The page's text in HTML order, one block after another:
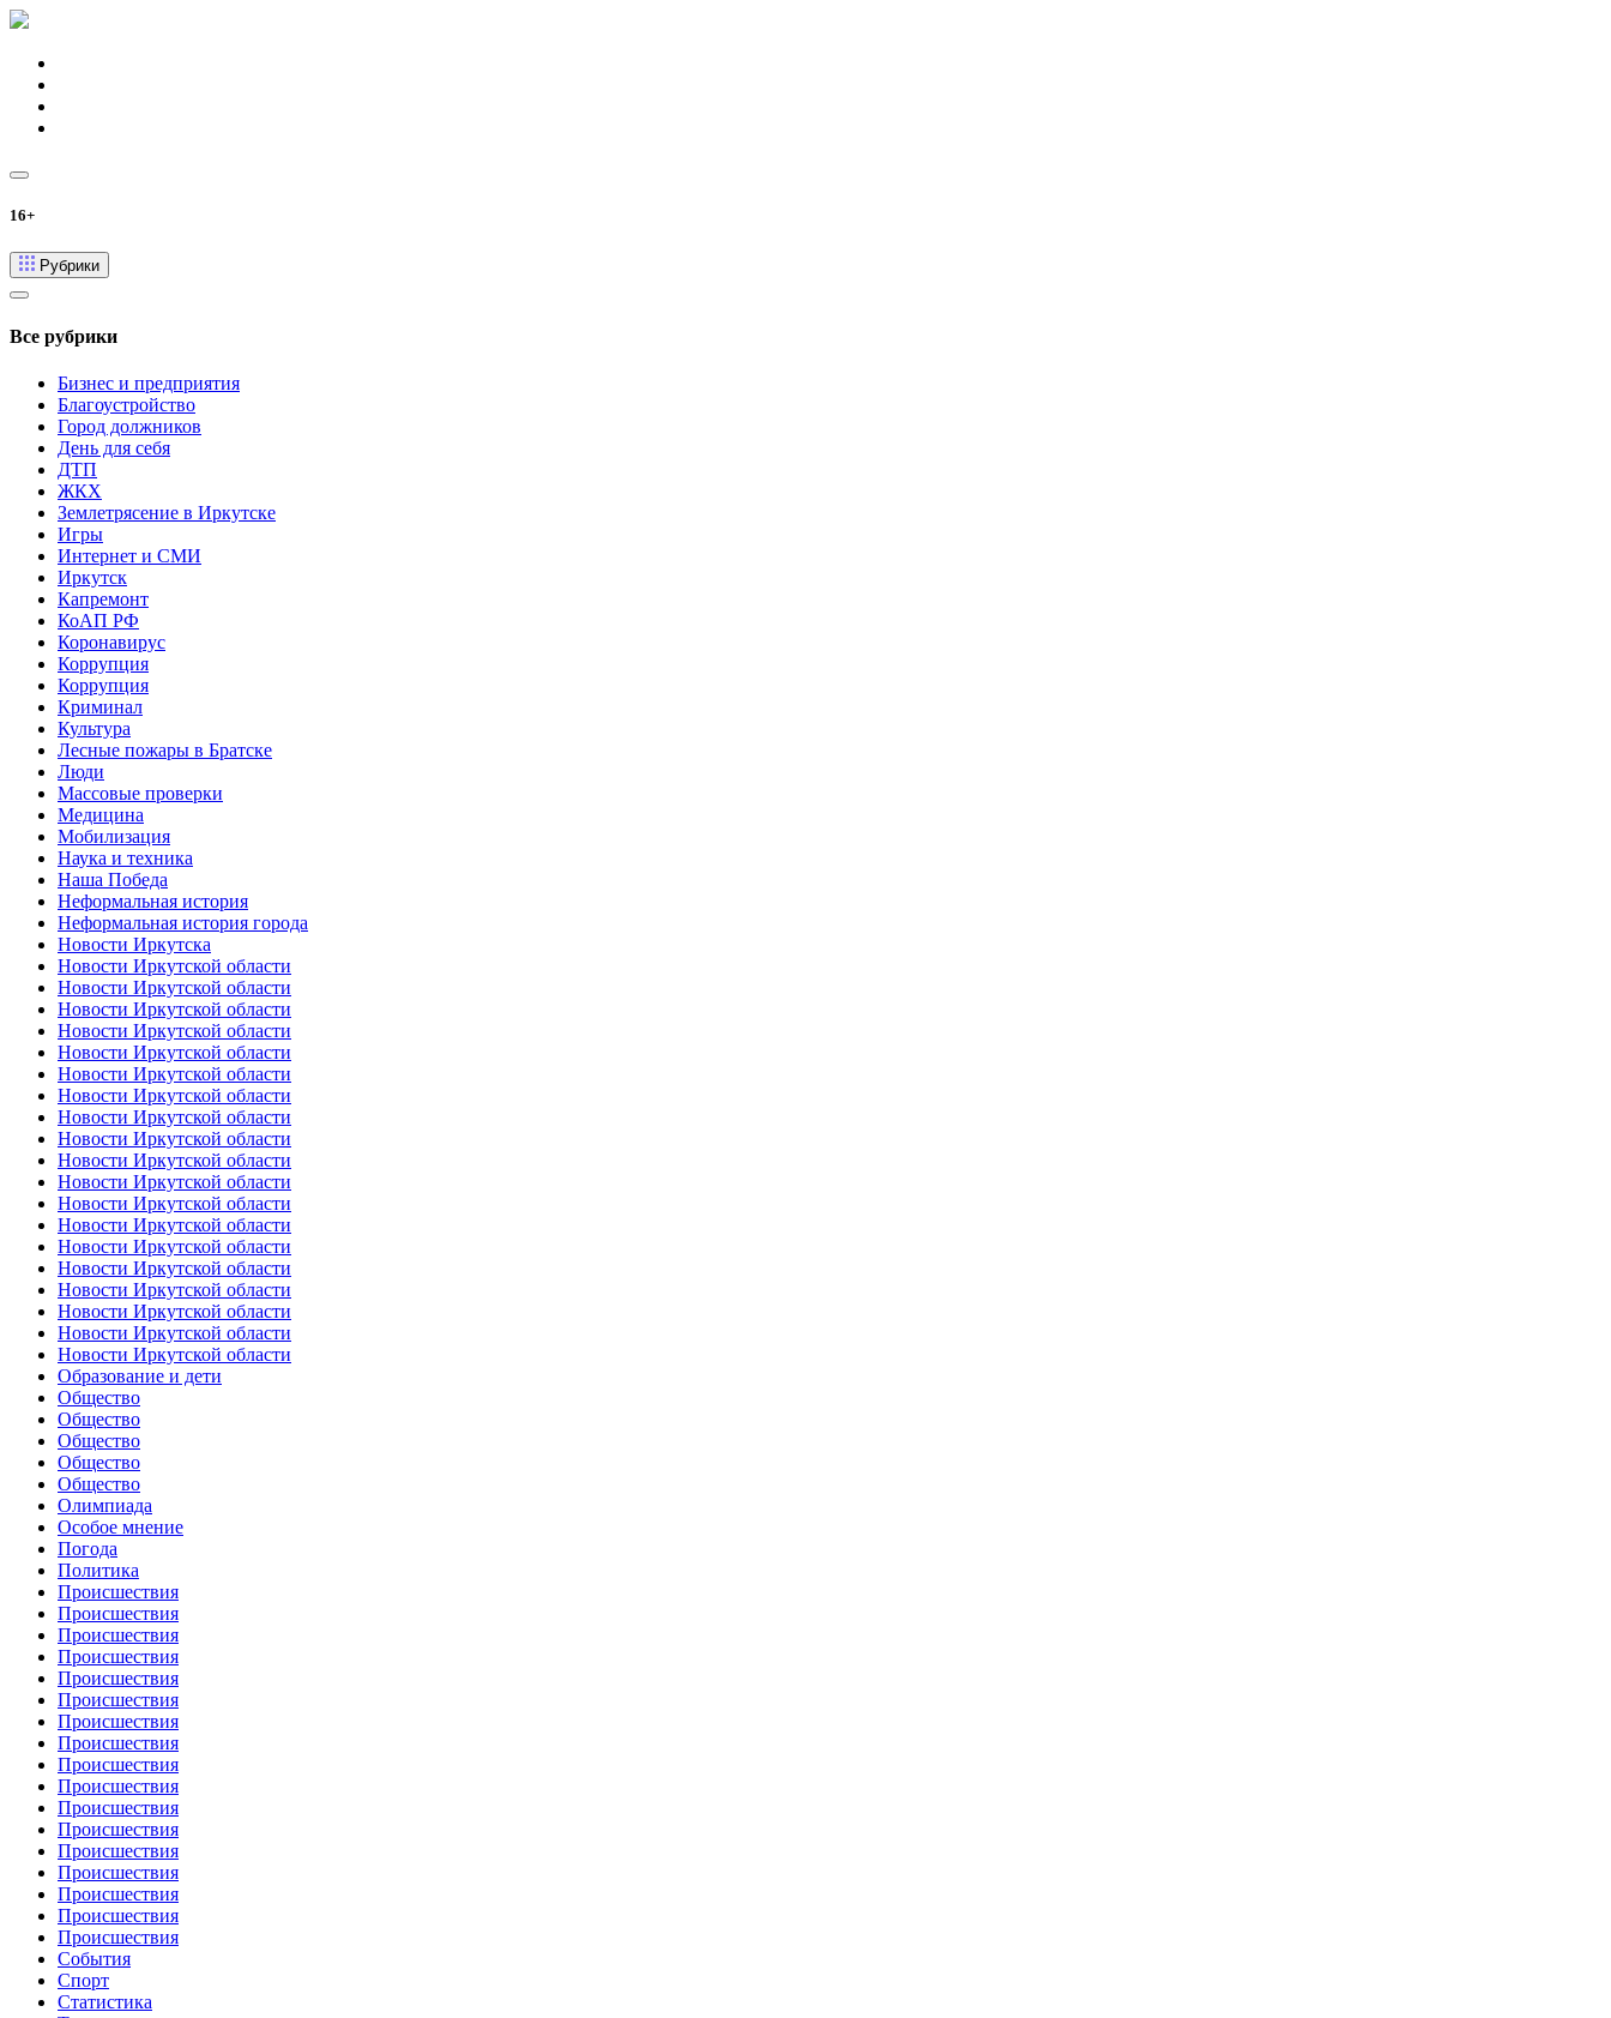
16+
Рубрики
Все рубрики
Бизнес и предприятия
Благоустройство
Город должников
День для себя
ДТП
ЖКХ
Землетрясение в Иркутске
Игры
Интернет и СМИ
Иркутск
Капремонт
КоАП РФ
Коронавирус
Коррупция
Коррупция
Криминал
Культура
Лесные пожары в Братске
Люди
Массовые проверки
Медицина
Мобилизация
Наука и техника
Наша Победа
Неформальная история
Неформальная история города
Новости Иркутска
Новости Иркутской области
Новости Иркутской области
Новости Иркутской области
Новости Иркутской области
Новости Иркутской области
Новости Иркутской области
Новости Иркутской области
Новости Иркутской области
Новости Иркутской области
Новости Иркутской области
Новости Иркутской области
Новости Иркутской области
Новости Иркутской области
Новости Иркутской области
Новости Иркутской области
Новости Иркутской области
Новости Иркутской области
Новости Иркутской области
Новости Иркутской области
Образование и дети
Общество
Общество
Общество
Общество
Общество
Олимпиада
Особое мнение
Погода
Политика
Происшествия
Происшествия
Происшествия
Происшествия
Происшествия
Происшествия
Происшествия
Происшествия
Происшествия
Происшествия
Происшествия
Происшествия
Происшествия
Происшествия
Происшествия
Происшествия
Происшествия
События
Спорт
Статистика